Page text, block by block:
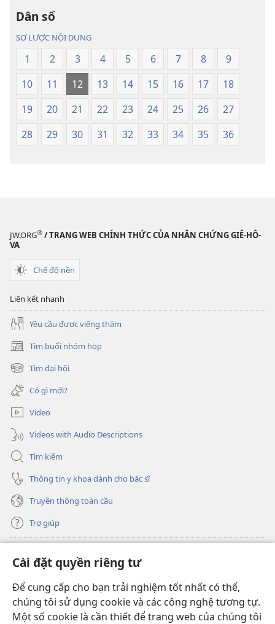
Cài đặt quyền riêng tư
Để cung cấp cho bạn trải nghiệm tốt nhất có thể,
chúng tôi sử dụng cookie và các công nghệ tương tự.
Một số cookie là cần thiết để trang web của chúng tôi
—
Bản
dịch
Thế
Giới
Mới
Bản
dịch
Thế
Giới
Mới
Dân số
SƠ LƯỢC NỘI DUNG
1 2 3 4 5 6 7 8
9
10
11 12 13 14 15 16 17
18
19
20 21 22 23 24 25 26
27
28
29 30 31 32 33 34 35 36
JW.ORG® / TRANG WEB CHÍNH THỨC CỦA NHÂN CHỨNG GIÊ-HÔ-
VA
Chế độ nền
Liên kết nhanh
Yêu cầu được viếng thăm
Tìm buổi nhóm họp
(mở
cửa
sổ
mới)
Tìm đại hội
(mở
cửa
sổ
mới)
Có gì mới?
Video
Videos with Audio Descriptions
Tìm kiếm
Thông tin y khoa dành cho bác sĩ
Truyền thông toàn cầu
Trợ giúp
(mở
cửa
sổ
mới)
THƯ VIỆN TRỰC TUYẾN Tháp Canh
(mở
cửa
sổ
JW Hub ®
(mở